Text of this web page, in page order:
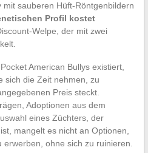
sauberen Hüft-Röntgenbildern
Profil kostet
Welpe, der mit zwei
American Bullys existiert,
sich die Zeit nehmen, zu
Preis steckt.
Adoptionen aus dem
eines Züchters, der
mangelt es nicht an Optionen,
erwerben, ohne sich zu ruinieren.